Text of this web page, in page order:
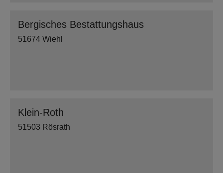
Bergisches Bestattungshaus
51674 Wiehl
Klein-Roth
51503 Rösrath